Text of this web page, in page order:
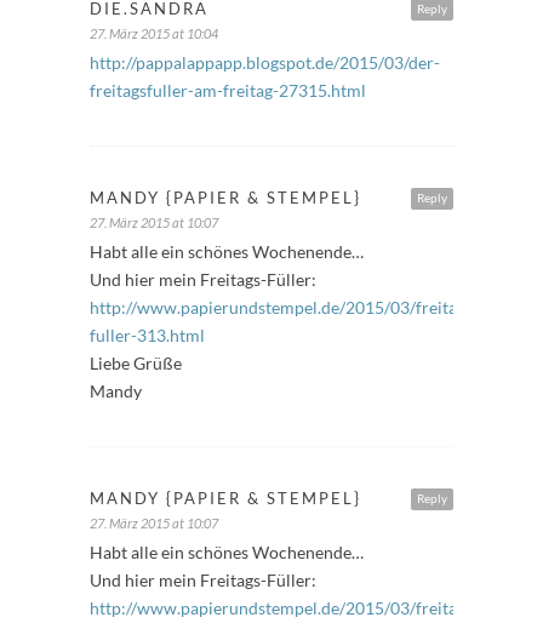
Reply
DIE.SANDRA
27. März 2015 at 10:04
http://pappalappapp.blogspot.de/2015/03/der-
freitagsfuller-am-freitag-27315.html
Reply
MANDY {PAPIER & STEMPEL}
27. März 2015 at 10:07
Habt alle ein schönes Wochenende…
Und hier mein Freitags-Füller:
http://www.papierundstempel.de/2015/03/freitags-
fuller-313.html
Liebe Grüße
Mandy
Reply
MANDY {PAPIER & STEMPEL}
27. März 2015 at 10:07
Habt alle ein schönes Wochenende…
Und hier mein Freitags-Füller:
http://www.papierundstempel.de/2015/03/freitags-